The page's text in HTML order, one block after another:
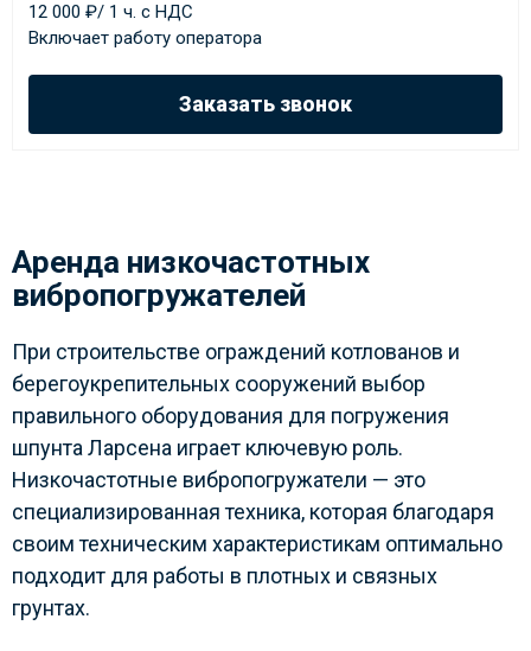
12 000 ₽/ 1 ч. с НДС
Включает работу оператора
Заказать звонок
Аренда низкочастотных
вибропогружателей
При строительстве ограждений котлованов и
берегоукрепительных сооружений выбор
правильного оборудования для погружения
шпунта Ларсена играет ключевую роль.
Низкочастотные вибропогружатели — это
специализированная техника, которая благодаря
своим техническим характеристикам оптимально
подходит для работы в плотных и связных
грунтах.